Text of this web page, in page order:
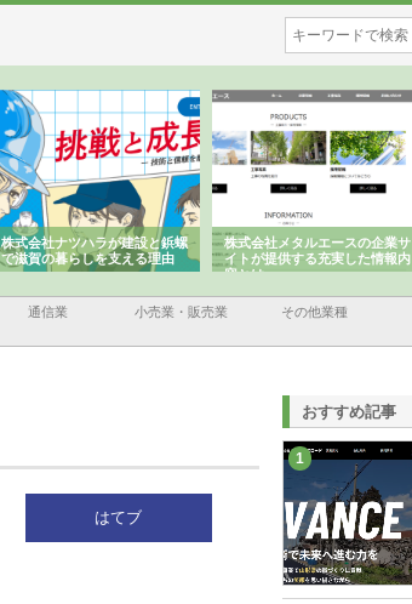
株式会社ナツハラが建設と鋲螺
で滋賀の暮らしを支える理由
株式会社メタルエースの企業サ
イトが提供する充実した情報内
容とは
通信業 小売業・販売業 その他業種
はてブ
おすすめ記事
1